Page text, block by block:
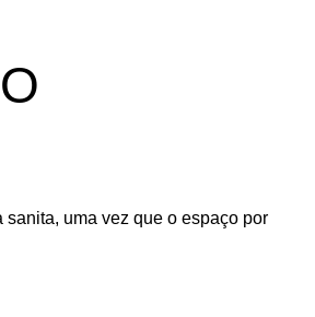
uma vez que o espaço por